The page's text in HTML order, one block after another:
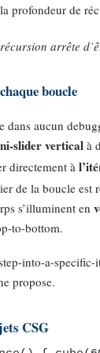
profondeur de
arrête
boucle
dans aucun
slider vertical à
directement à
de la boucle est
s’illuminent en
to-bottom.
into-a-
propose.
CSG